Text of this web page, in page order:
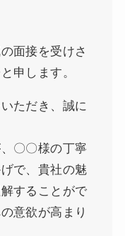
面接を受けさ
申します。
ただき、誠に
〇〇様の丁寧
で、貴社の魅
することがで
意欲が高まり